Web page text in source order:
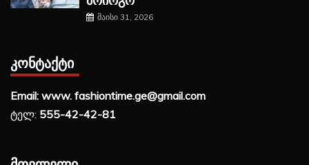
მაისი 31, 2026
ᲙᲝᲜᲢᲐᲥᲢᲘ
Email: www. fashiontime.ge@gmail.com
ტელ: 555-42-42-81